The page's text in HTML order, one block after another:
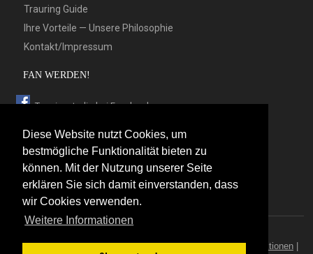
Diese Website nutzt Cookies, um
bestmögliche Funktionalität bieten zu
können. Mit der Nutzung unserer Seite
erklären Sie sich damit einverstanden, dass
wir Cookies verwenden.
Weitere Informationen
Trauring Guide
Ihre Vorteile — Unsere Philosophie
Kontakt/Impressum
FAN WERDEN!
Trauringstudio bei Facebook
Trauringstudio bei Twitter
Trauringstudio bei Pinterest
Trauringstudio bei flickr
Trauringstudio|Trauringe|Hersteller|Kontakt/Impressum Aktionen|